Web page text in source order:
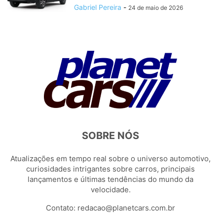
Gabriel Pereira - 24 de maio de 2026
SOBRE NÓS
Atualizações em tempo real sobre o universo automotivo,
curiosidades intrigantes sobre carros, principais
lançamentos e últimas tendências do mundo da
velocidade.
Contato: redacao@planetcars.com.br